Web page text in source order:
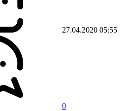
27.04.2020 05:55
0